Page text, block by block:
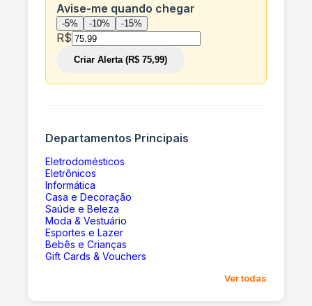
Avise-me quando chegar
-5% -10% -15%
R$
Criar Alerta (R$ 75,99)
Departamentos Principais
Eletrodomésticos
Eletrônicos
Informática
Casa e Decoração
Saúde e Beleza
Moda & Vestuário
Esportes e Lazer
Bebês e Crianças
Gift Cards & Vouchers
Ver todas